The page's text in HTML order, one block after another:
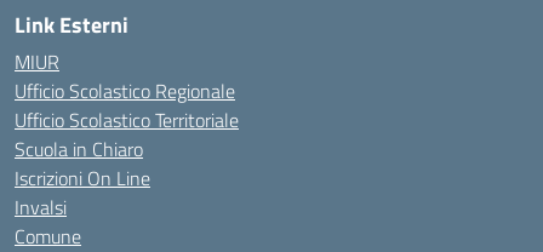
Link Esterni
MIUR
Ufficio Scolastico Regionale
Ufficio Scolastico Territoriale
Scuola in Chiaro
Iscrizioni On Line
Invalsi
Comune